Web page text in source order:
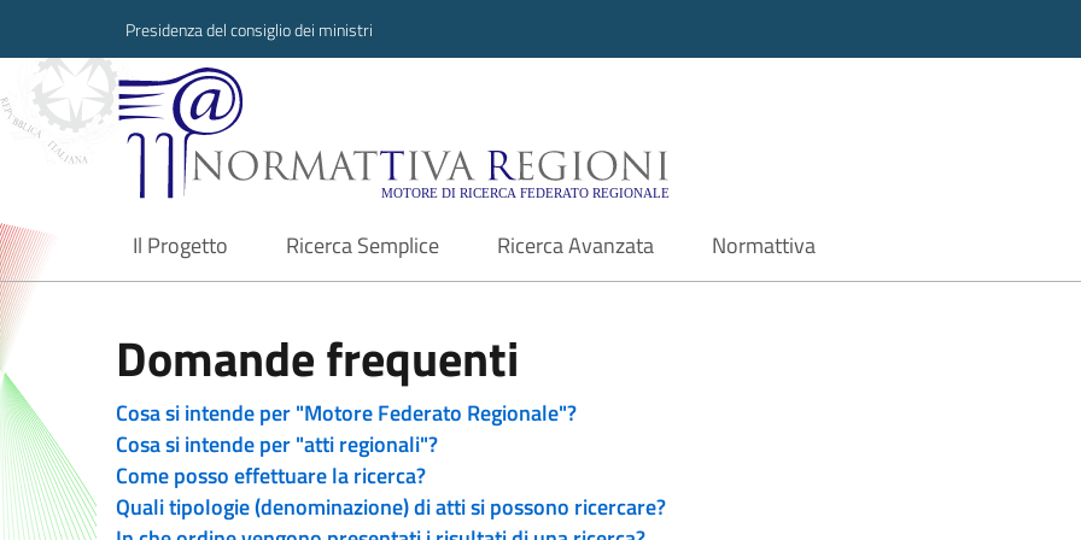
Presidenza del consiglio dei ministri
Normattiva Regioni - Motore di ricerca
Il Progetto
current Ricerca Semplice Ricerca Avanzata Normattiva
Domande frequenti
Cosa si intende per "Motore Federato Regionale"?
Cosa si intende per "atti regionali"?
Come posso effettuare la ricerca?
Quali tipologie (denominazione) di atti si possono ricercare?